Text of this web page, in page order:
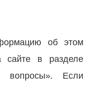
об этом
сайте в разделе
вопросы». Если